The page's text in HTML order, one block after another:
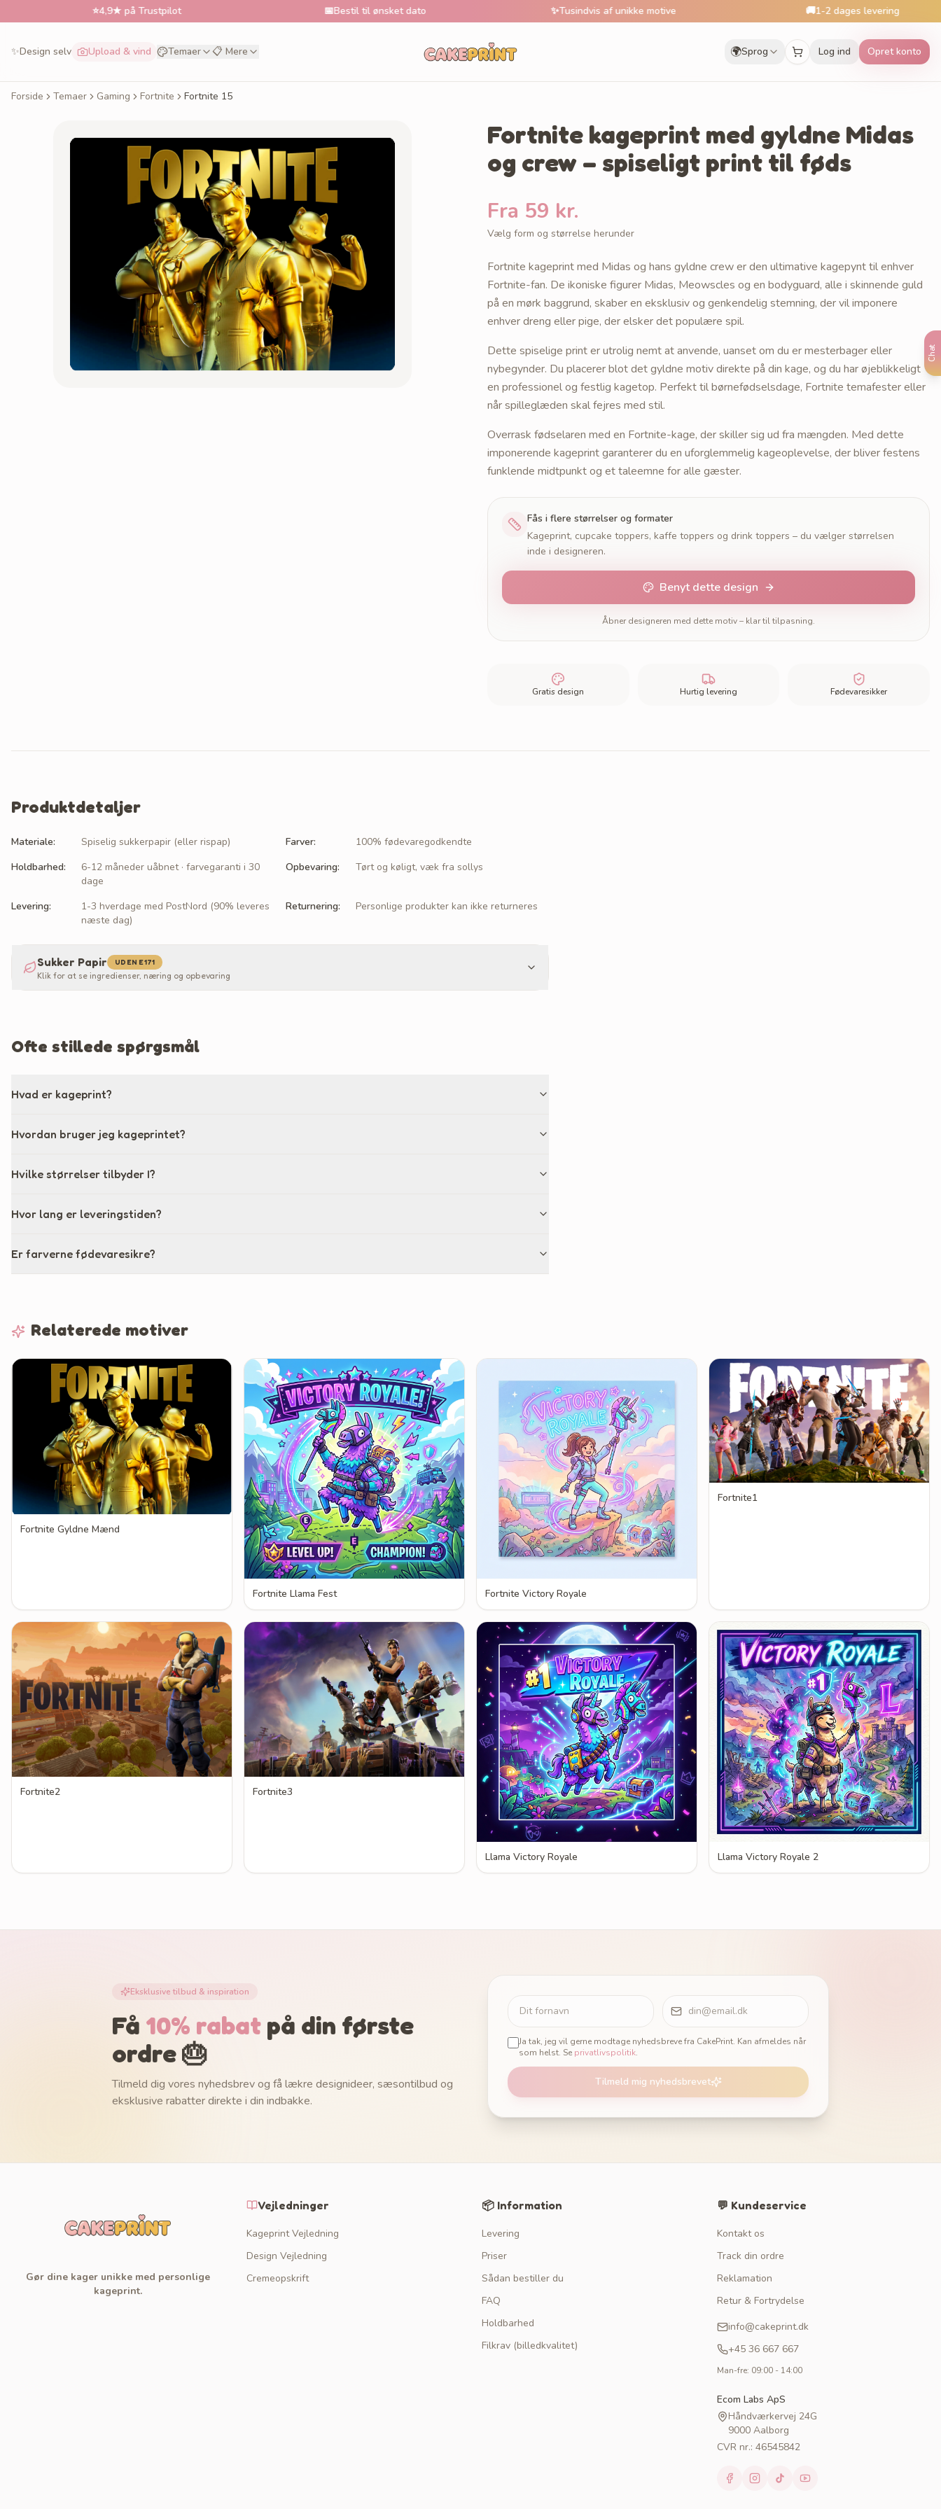
Chat
4,9★ på Trustpilot Bestil til ønsket dato Tusindvis af unikke motive 1-2 dages levering
✨Design selv Upload & vind Temaer 📋 Mere 🌍Sprog Log ind Opret konto
Forside Temaer Gaming Fortnite Fortnite 15
Fortnite kageprint med gyldne Midas
og crew – spiseligt print til føds
Fra 59 kr.
Vælg form og størrelse herunder
Fortnite kageprint med Midas og hans gyldne crew er den ultimative kagepynt til enhver
Fortnite-fan. De ikoniske figurer Midas, Meowscles og en bodyguard, alle i skinnende guld
på en mørk baggrund, skaber en eksklusiv og genkendelig stemning, der vil imponere
enhver dreng eller pige, der elsker det populære spil.
Dette spiselige print er utrolig nemt at anvende, uanset om du er mesterbager eller
nybegynder. Du placerer blot det gyldne motiv direkte på din kage, og du har øjeblikkeligt
en professionel og festlig kagetop. Perfekt til børnefødselsdage, Fortnite temafester eller
når spilleglæden skal fejres med stil.
Overrask fødselaren med en Fortnite-kage, der skiller sig ud fra mængden. Med dette
imponerende kageprint garanterer du en uforglemmelig kageoplevelse, der bliver festens
funklende midtpunkt og et taleemne for alle gæster.
Fås i flere størrelser og formater
Kageprint, cupcake toppers, kaffe toppers og drink toppers – du vælger størrelsen
inde i designeren.
Benyt dette design
Åbner designeren med dette motiv – klar til tilpasning.
Gratis design Hurtig levering Fødevaresikker
Produktdetaljer
Materiale: Spiselig sukkerpapir (eller rispap) Farver:
100% fødevaregodkendte
Holdbarhed:
6-12 måneder uåbnet · farvegaranti i 30
dage
Opbevaring: Tørt og køligt, væk fra sollys
Levering:
1-3 hverdage med PostNord (90% leveres
næste dag)
Returnering: Personlige produkter kan ikke returneres
Sukker Papir UDEN E171
Klik for at se ingredienser, næring og opbevaring
Ofte stillede spørgsmål
Hvad er kageprint?
Hvordan bruger jeg kageprintet?
Hvilke størrelser tilbyder I?
Hvor lang er leveringstiden?
Er farverne fødevaresikre?
Relaterede motiver
Fortnite Gyldne Mænd
Fortnite Llama Fest Fortnite Victory Royale
Fortnite1
Fortnite2 Fortnite3
Llama Victory Royale Llama Victory Royale 2
Eksklusive tilbud & inspiration
Få 10% rabat på din første
ordre 🎂
Tilmeld dig vores nyhedsbrev og få lækre designideer, sæsontilbud og
eksklusive rabatter direkte i din indbakke.
Ja tak, jeg vil gerne modtage nyhedsbreve fra CakePrint. Kan afmeldes når
som helst. Se privatlivspolitik.
Tilmeld mig nyhedsbrevet
Gør dine kager unikke med personlige
kageprint.
Vejledninger
Kageprint Vejledning
Design Vejledning
Cremeopskrift
📦 Information
Levering
Priser
Sådan bestiller du
FAQ
Holdbarhed
Filkrav (billedkvalitet)
💬 Kundeservice
Kontakt os
Track din ordre
Reklamation
Retur & Fortrydelse
info@cakeprint.dk
+45 36 667 667
Man-fre: 09:00 - 14:00
Ecom Labs ApS
Håndværkervej 24G
9000 Aalborg
CVR nr.: 46545842